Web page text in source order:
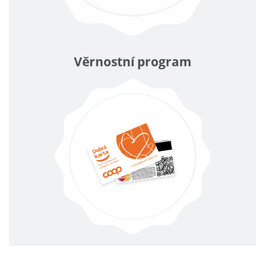
Věrnostní program